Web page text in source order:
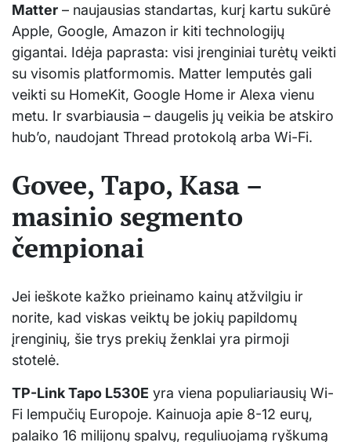
Matter – naujausias standartas, kurį kartu sukūrė
Apple, Google, Amazon ir kiti technologijų
gigantai. Idėja paprasta: visi įrenginiai turėtų veikti
su visomis platformomis. Matter lemputės gali
veikti su HomeKit, Google Home ir Alexa vienu
metu. Ir svarbiausia – daugelis jų veikia be atskiro
hub’o, naudojant Thread protokolą arba Wi-Fi.
Govee, Tapo, Kasa –
masinio segmento
čempionai
Jei ieškote kažko prieinamo kainų atžvilgiu ir
norite, kad viskas veiktų be jokių papildomų
įrenginių, šie trys prekių ženklai yra pirmoji
stotelė.
TP-Link Tapo L530E yra viena populiariausių Wi-
Fi lempučių Europoje. Kainuoja apie 8-12 eurų,
palaiko 16 milijonų spalvų, reguliuojamą ryškumą